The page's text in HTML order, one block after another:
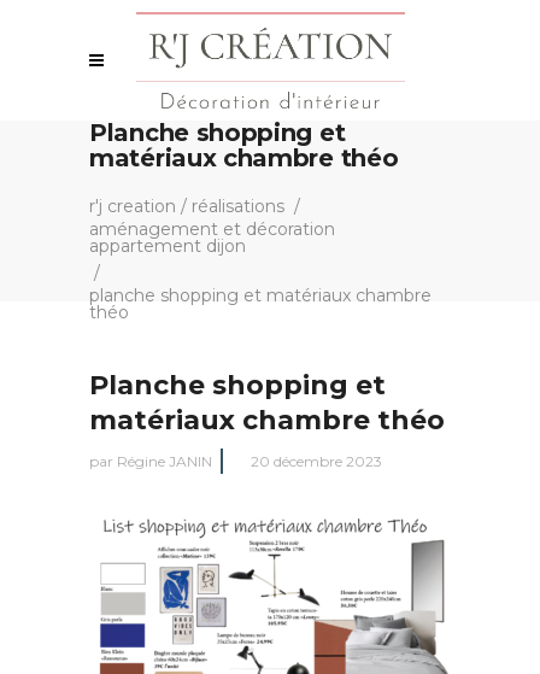
Planche shopping et
matériaux chambre théo
r'j creation / réalisations /
aménagement et décoration
appartement dijon
/
planche shopping et matériaux chambre
théo
Planche shopping et
matériaux chambre théo
par Régine JANIN 20 décembre 2023